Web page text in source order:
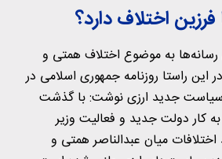
اختلاف دارد؟
رسانه‌ها به موضوع اختلاف همتی و
این راستا روزنامه جمهوری اسلامی در
سیاست جدید ارزی نوشت: با گذشت
کار دولت جدید و فعالیت وزیر
میان عبدالناصر همتی و